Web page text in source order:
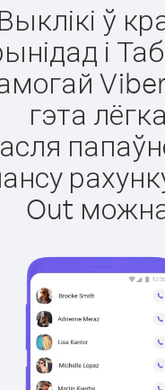
Выклікі ў
і
гэта
Out